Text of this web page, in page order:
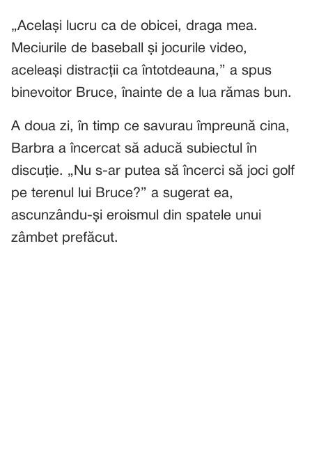
„Același lucru ca de obicei, draga mea.
Meciurile de baseball și jocurile video,
aceleași distracții ca întotdeauna,” a spus
binevoitor Bruce, înainte de a lua rămas bun.
A doua zi, în timp ce savurau împreună cina,
Barbra a încercat să aducă subiectul în
discuție. „Nu s-ar putea să încerci să joci golf
pe terenul lui Bruce?” a sugerat ea,
ascunzându-și eroismul din spatele unui
zâmbet prefăcut.